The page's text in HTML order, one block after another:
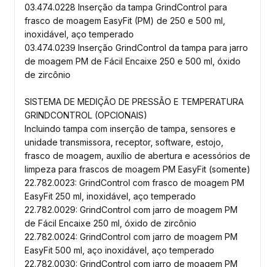
03.474.0228 Inserção da tampa GrindControl para
frasco de moagem EasyFit (PM) de 250 e 500 ml,
inoxidável, aço temperado
03.474.0239 Inserção GrindControl da tampa para jarro
de moagem PM de Fácil Encaixe 250 e 500 ml, óxido
de zircônio
SISTEMA DE MEDIÇÃO DE PRESSÃO E TEMPERATURA
GRINDCONTROL (OPCIONAIS)
Incluindo tampa com inserção de tampa, sensores e
unidade transmissora, receptor, software, estojo,
frasco de moagem, auxílio de abertura e acessórios de
limpeza para frascos de moagem PM EasyFit (somente)
22.782.0023: GrindControl com frasco de moagem PM
EasyFit 250 ml, inoxidável, aço temperado
22.782.0029: GrindControl com jarro de moagem PM
de Fácil Encaixe 250 ml, óxido de zircônio
22.782.0024: GrindControl com jarro de moagem PM
EasyFit 500 ml, aço inoxidável, aço temperado
22.782.0030: GrindControl com jarro de moagem PM